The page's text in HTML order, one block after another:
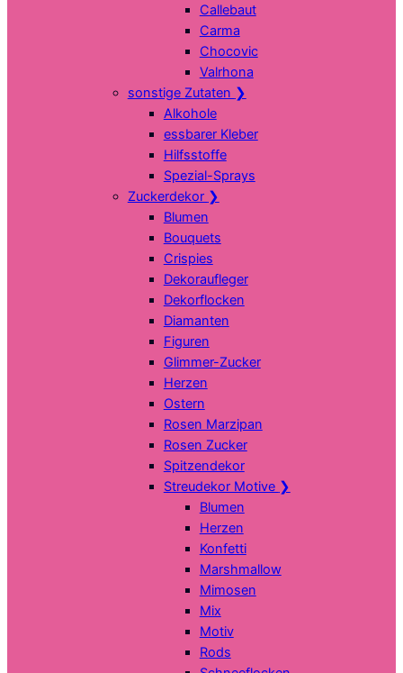
Callebaut
Carma
Chocovic
Valrhona
sonstige Zutaten ❯
Alkohole
essbarer Kleber
Hilfsstoffe
Spezial-Sprays
Zuckerdekor ❯
Blumen
Bouquets
Crispies
Dekoraufleger
Dekorflocken
Diamanten
Figuren
Glimmer-Zucker
Herzen
Ostern
Rosen Marzipan
Rosen Zucker
Spitzendekor
Streudekor Motive ❯
Blumen
Herzen
Konfetti
Marshmallow
Mimosen
Mix
Motiv
Rods